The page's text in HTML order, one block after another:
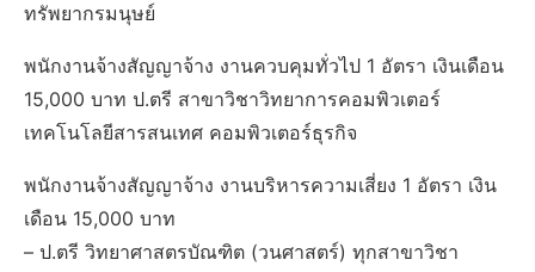
ทรัพยากรมนุษย์
พนักงานจ้างสัญญาจ้าง งานควบคุมทั่วไป 1 อัตรา เงินเดือน
15,000 บาท ป.ตรี สาขาวิชาวิทยาการคอมพิวเตอร์
เทคโนโลยีสารสนเทศ คอมพิวเตอร์ธุรกิจ
พนักงานจ้างสัญญาจ้าง งานบริหารความเสี่ยง 1 อัตรา เงิน
เดือน 15,000 บาท
– ป.ตรี วิทยาศาสตรบัณฑิต (วนศาสตร์) ทุกสาขาวิชา